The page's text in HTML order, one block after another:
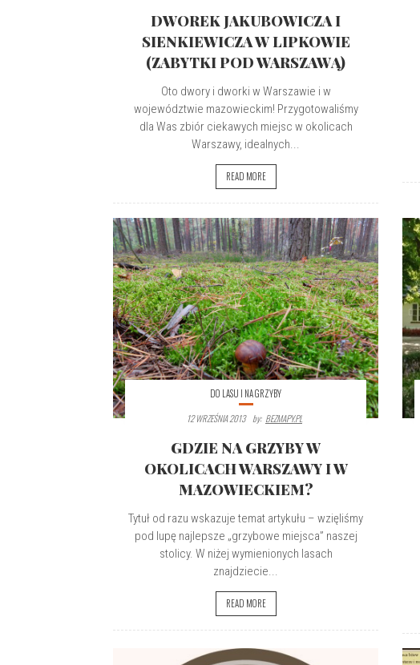
DWOREK JAKUBOWICZA I
SIENKIEWICZA W LIPKOWIE
(ZABYTKI POD WARSZAWĄ)
Oto dwory i dworki w Warszawie i w
województwie mazowieckim! Przygotowaliśmy
dla Was zbiór ciekawych miejsc w okolicach
Warszawy, idealnych...
READ MORE
DO LASU I NA GRZYBY
12 WRZEŚNIA 2013 By: BEZMAPY.PL
GDZIE NA GRZYBY W
OKOLICACH WARSZAWY I W
MAZOWIECKIEM?
Tytuł od razu wskazuje temat artykułu – wzięliśmy
pod lupę najlepsze „grzybowe miejsca” naszej
stolicy. W niżej wymienionych lasach
znajdziecie...
READ MORE